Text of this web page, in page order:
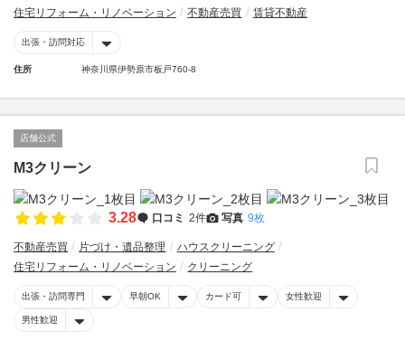
住宅リフォーム・リノベーション 不動産売買 賃貸不動産
出張・訪問対応
住所 神奈川県伊勢原市板戸760-8
店舗公式
M3クリーン
3.28 口コミ 2件 写真 9枚
不動産売買 片づけ・遺品整理
ハウスクリーニング
住宅リフォーム・リノベーション
クリーニング
出張・訪問専門 早朝OK カード可 女性歓迎
男性歓迎